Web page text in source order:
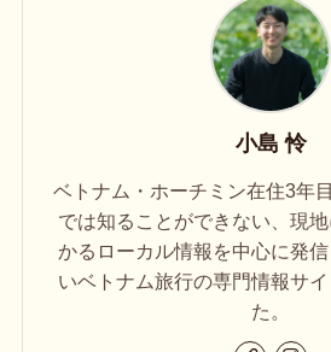
小島 怜
ベトナム・ホーチミン在住3年
では知ることができない、現
かるローカル情報を中心に発
いベトナム旅行の専門情報サ
た。